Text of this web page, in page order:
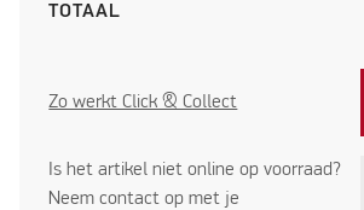
TOTAAL
Zo werkt Click & Collect
Is het artikel niet online op voorraad?
Neem contact op met je